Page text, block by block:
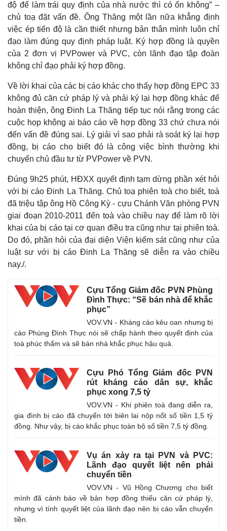
Bất động sản
Thị trường
Giá vàng
Chứng khoán
Giá cà phê
độ để làm trái quy định của nhà nước thì có ổn không” –
chủ toạ đặt vấn đề. Ông Thăng một lần nữa khẳng định
việc ép tiến độ là cần thiết nhưng bản thân mình luôn chỉ
đạo làm đúng quy định pháp luật. Ký hợp đồng là quyền
của 2 đơn vị PVPower và PVC, còn lãnh đạo tập đoàn
không chỉ đạo phải ký hợp đồng.
Về lời khai của các bị cáo khác cho thấy hợp đồng EPC 33
không đủ căn cứ pháp lý và phải ký lại hợp đồng khác để
hoàn thiện, ông Đinh La Thăng tiếp tục nói rằng trong các
cuộc họp không ai báo cáo về hợp đồng 33 chứ chưa nói
đến vấn đề đúng sai. Lý giải vì sao phải rà soát ký lại hợp
đồng, bị cáo cho biết đó là công việc bình thường khi
chuyển chủ đầu tư từ PVPower về PVN.
Đúng 9h25 phút, HĐXX quyết định tạm dừng phần xét hỏi
với bị cáo Đinh La Thăng. Chủ toạ phiên toà cho biết, toà
đã triệu tập ông Hồ Công Kỳ - cựu Chánh Văn phòng PVN
giai đoạn 2010-2011 đến toà vào chiều nay để làm rõ lời
khaicủa bị cáo tại cơ quan điều tra cũng như tại phiên toà.
Do đó, phần hỏi của đại diện Viện kiểm sát cũng như của
luật sư với bị cáo Đinh La Thăng sẽ diễn ra vào chiều
nay./.
Cựu Tổng Giám đốc PVN Phùng
Đình Thực: “Sẽ bán nhà để khắc
phục”
VOV.VN - Kháng cáo kêu oan nhưng bị
cáo Phùng Đình Thực nói sẽ chấp hành theo quyết định của
toà phúc thẩm và sẽ bán nhà khắc phục hậu quả.
Cựu Phó Tổng Giám đốc PVN
rút kháng cáo dân sự, khắc
phục xong 7,5 tỷ
VOV.VN - Khi phiên toà đang diễn ra,
gia đình bị cáo đã chuyển tới biên lai nộp nốt số tiền 1,5 tỷ
đồng. Như vậy, bị cáo khắc phục toàn bộ số tiền 7,5 tỷ đồng.
Vụ án xảy ra tại PVN và PVC:
Lãnh đạo quyết liệt nên phải
chuyển tiền
VOV.VN - Vũ Hồng Chương cho biết
mình đã cảnh báo về bản hợp đồng thiếu căn cứ pháp lý,
nhưng vì tính quyết liệt của lãnh đạo nên bị cáo vẫn chuyển
tiền.